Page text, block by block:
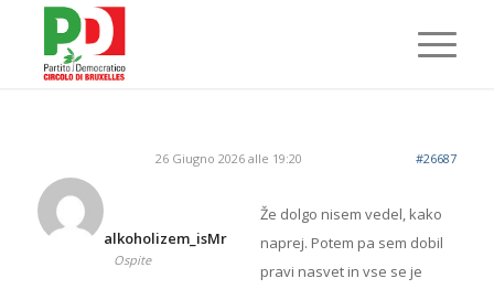
26 Giugno 2026 alle 19:20 #26687
alkoholizem_isMr
Ospite
Že dolgo nisem vedel, kako
naprej. Potem pa sem dobil
pravi nasvet in vse se je